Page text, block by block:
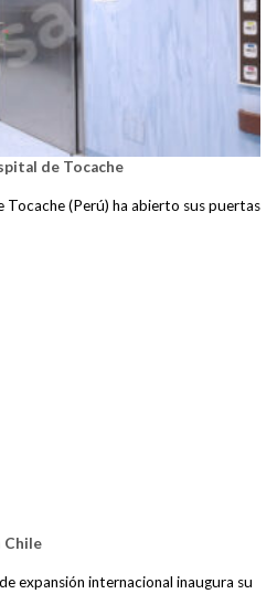
de Tocache
Tocache (Perú) ha abierto sus puertas
Chile
expansión internacional inaugura su